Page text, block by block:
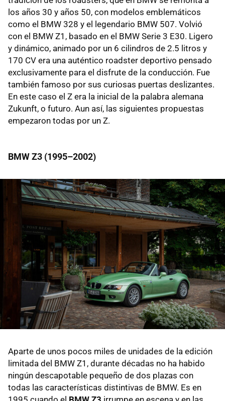
los años 30 y años 50, con modelos emblemáticos
como el BMW 328 y el legendario BMW 507. Volvió
con el BMW Z1, basado en el BMW Serie 3 E30. Ligero
y dinámico, animado por un 6 cilindros de 2.5 litros y
170 CV era una auténtico roadster deportivo pensado
exclusivamente para el disfrute de la conducción. Fue
también famoso por sus curiosas puertas deslizantes.
En este caso el Z era la inicial de la palabra alemana
Zukunft, o futuro. Aun así, las siguientes propuestas
empezaron todas por un Z.
BMW Z3 (1995–2002)
Aparte de unos pocos miles de unidades de la edición
limitada del BMW Z1, durante décadas no ha habido
ningún descapotable pequeño de dos plazas con
todas las características distintivas de BMW. Es en